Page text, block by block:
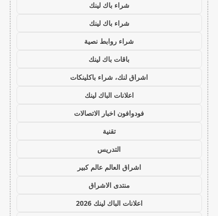
شراء باك لينك
شراء باك لينك
شراء روابط نصية
باقات باك لينك
اشراق لنك، شراء باكلينكات
اعلانات الباك لينك
فودوافون اخبار الاتصالات
تقنية
التدريس
اشراق العالم عالم كبير
منتدى الاشراق
اعلانات الباك لينك 2026